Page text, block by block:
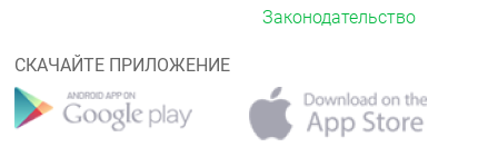
Законодательство
СКАЧАЙТЕ ПРИЛОЖЕНИЕ